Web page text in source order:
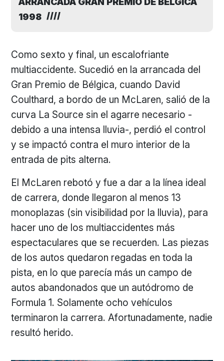
1998
Como sexto y final, un escalofriante
multiaccidente. Sucedió en la arrancada del
Gran Premio de Bélgica, cuando David
Coulthard, a bordo de un McLaren, salió de la
curva La Source sin el agarre necesario -
debido a una intensa lluvia-, perdió el control
y se impactó contra el muro interior de la
entrada de pits alterna.
El McLaren rebotó y fue a dar a la línea ideal
de carrera, donde llegaron al menos 13
monoplazas (sin visibilidad por la lluvia), para
hacer uno de los multiaccidentes más
espectaculares que se recuerden. Las piezas
de los autos quedaron regadas en toda la
pista, en lo que parecía más un campo de
autos abandonados que un autódromo de
Formula 1. Solamente ocho vehículos
terminaron la carrera. Afortunadamente, nadie
resultó herido.